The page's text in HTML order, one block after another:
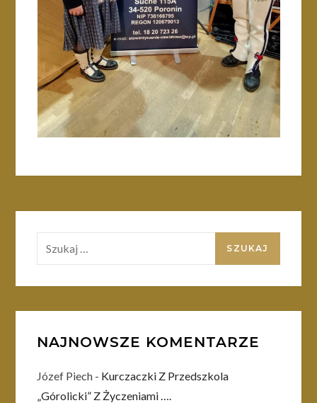
NAJNOWSZE KOMENTARZE
Józef Piech - Kurczaczki Z Przedszkola
„Górolicki” Z Życzeniami ….